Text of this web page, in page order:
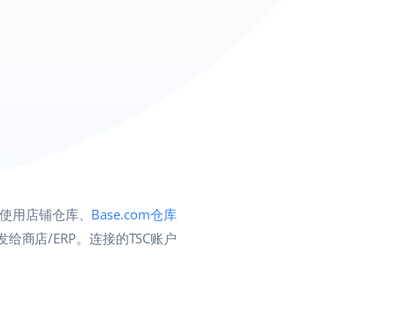
用店铺仓库、 Base.com仓库
商店/ERP。连接的TSC账户